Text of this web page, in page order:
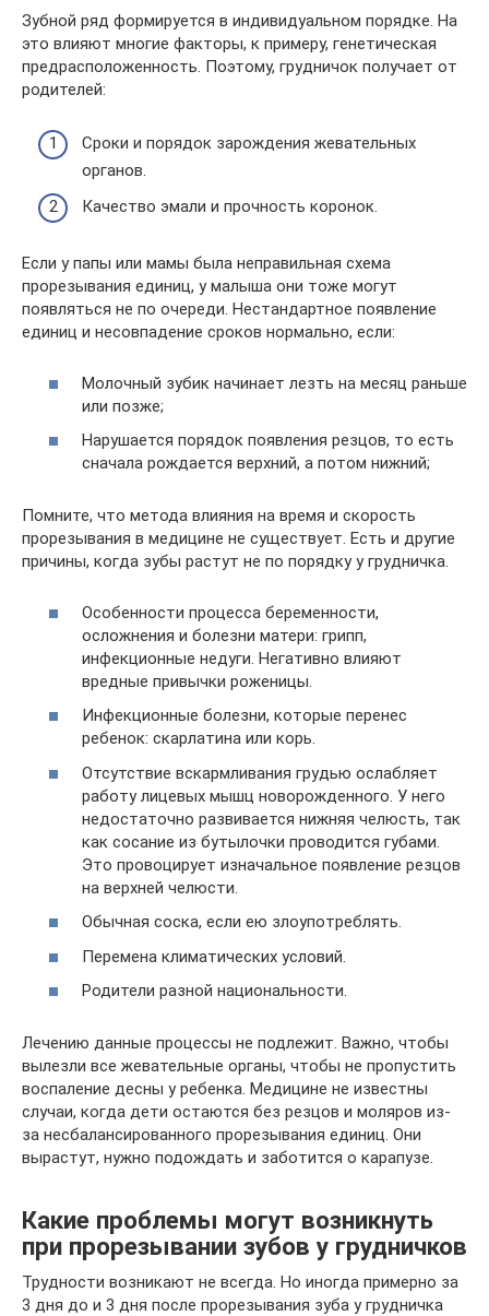
Зубной ряд формируется в индивидуальном порядке. На
это влияют многие факторы, к примеру, генетическая
предрасположенность. Поэтому, грудничок получает от
родителей:
Сроки и порядок зарождения жевательных
органов.
Качество эмали и прочность коронок.
Если у папы или мамы была неправильная схема
прорезывания единиц, у малыша они тоже могут
появляться не по очереди. Нестандартное появление
единиц и несовпадение сроков нормально, если:
Молочный зубик начинает лезть на месяц раньше
или позже;
Нарушается порядок появления резцов, то есть
сначала рождается верхний, а потом нижний;
Помните, что метода влияния на время и скорость
прорезывания в медицине не существует. Есть и другие
причины, когда зубы растут не по порядку у грудничка.
Особенности процесса беременности,
осложнения и болезни матери: грипп,
инфекционные недуги. Негативно влияют
вредные привычки роженицы.
Инфекционные болезни, которые перенес
ребенок: скарлатина или корь.
Отсутствие вскармливания грудью ослабляет
работу лицевых мышц новорожденного. У него
недостаточно развивается нижняя челюсть, так
как сосание из бутылочки проводится губами.
Это провоцирует изначальное появление резцов
на верхней челюсти.
Обычная соска, если ею злоупотреблять.
Перемена климатических условий.
Родители разной национальности.
Лечению данные процессы не подлежит. Важно, чтобы
вылезли все жевательные органы, чтобы не пропустить
воспаление десны у ребенка. Медицине не известны
случаи, когда дети остаются без резцов и моляров из-
за несбалансированного прорезывания единиц. Они
вырастут, нужно подождать и заботится о карапузе.
Какие проблемы могут возникнуть
при прорезывании зубов у грудничков
Трудности возникают не всегда. Но иногда примерно за
3 дня до и 3 дня после прорезывания зуба у грудничка